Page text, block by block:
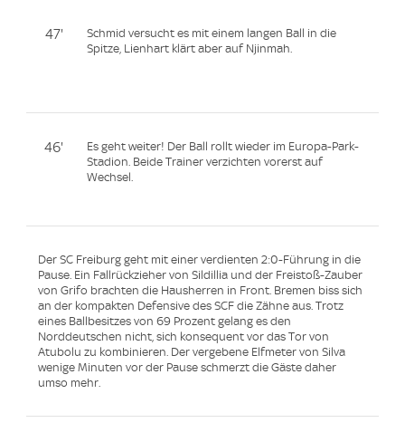
47'
Schmid versucht es mit einem langen Ball in die
Spitze, Lienhart klärt aber auf Njinmah.
46'
Es geht weiter! Der Ball rollt wieder im Europa-Park-
Stadion. Beide Trainer verzichten vorerst auf
Wechsel.
Der SC Freiburg geht mit einer verdienten 2:0-Führung in die
Pause. Ein Fallrückzieher von Sildillia und der Freistoß-Zauber
von Grifo brachten die Hausherren in Front. Bremen biss sich
an der kompakten Defensive des SCF die Zähne aus. Trotz
eines Ballbesitzes von 69 Prozent gelang es den
Norddeutschen nicht, sich konsequent vor das Tor von
Atubolu zu kombinieren. Der vergebene Elfmeter von Silva
wenige Minuten vor der Pause schmerzt die Gäste daher
umso mehr.